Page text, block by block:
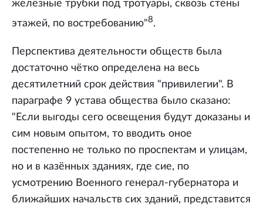
железные трубки под тротуары, сквозь стены
этажей, по востребованию"8.
Перспектива деятельности обществ была
достаточно чётко определена на весь
десятилетний срок действия "привилегии". В
параграфе 9 устава общества было сказано:
"Если выгоды сего освещения будут доказаны и
сим новым опытом, то вводить оное
постепенно не только по проспектам и улицам,
но и в казённых зданиях, где сие, по
усмотрению Военного генерал-губернатора и
ближайших начальств сих зданий, представится